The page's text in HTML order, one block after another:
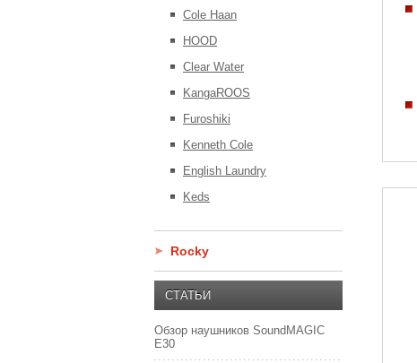
Cole Haan
HOOD
Clear Water
KangaROOS
Furoshiki
Kenneth Cole
English Laundry
Keds
Rocky
СТАТЬИ
Обзор наушников SoundMAGIC
E30